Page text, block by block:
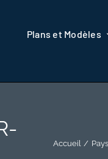
Plans et Modèles
Accueil